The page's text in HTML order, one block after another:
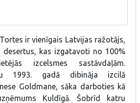
ir vienīgais Latvijas ražotājs,
kas izgatavoti no 100%
izcelsmes sastāvdaļām.
1993. gadā dibināja izcilā
Goldmane, sāka darboties kā
Kuldīgā. Šobrīd katru